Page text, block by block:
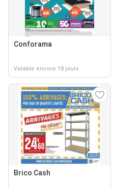
Conforama
Valable encore 18 jours
Brico Cash